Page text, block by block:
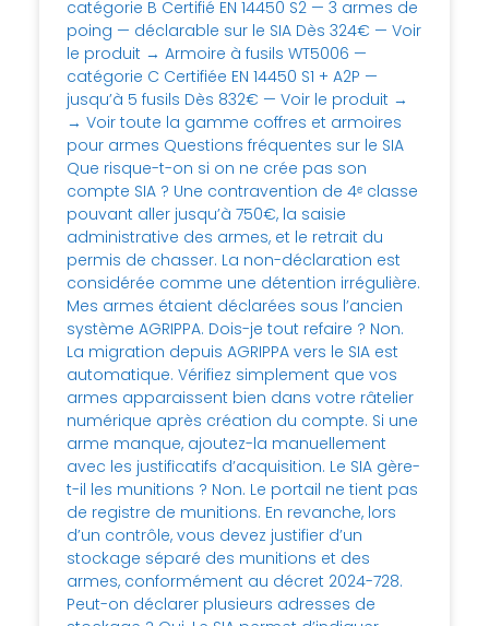
catégorie B Certifié EN 14450 S2 — 3 armes de
poing — déclarable sur le SIA Dès 324€ — Voir
le produit → Armoire à fusils WT5006 —
catégorie C Certifiée EN 14450 S1 + A2P —
jusqu’à 5 fusils Dès 832€ — Voir le produit →
→ Voir toute la gamme coffres et armoires
pour armes Questions fréquentes sur le SIA
Que risque-t-on si on ne crée pas son
compte SIA ? Une contravention de 4ᵉ classe
pouvant aller jusqu’à 750€, la saisie
administrative des armes, et le retrait du
permis de chasser. La non-déclaration est
considérée comme une détention irrégulière.
Mes armes étaient déclarées sous l’ancien
système AGRIPPA. Dois-je tout refaire ? Non.
La migration depuis AGRIPPA vers le SIA est
automatique. Vérifiez simplement que vos
armes apparaissent bien dans votre râtelier
numérique après création du compte. Si une
arme manque, ajoutez-la manuellement
avec les justificatifs d’acquisition. Le SIA gère-
t-il les munitions ? Non. Le portail ne tient pas
de registre de munitions. En revanche, lors
d’un contrôle, vous devez justifier d’un
stockage séparé des munitions et des
armes, conformément au décret 2024-728.
Peut-on déclarer plusieurs adresses de